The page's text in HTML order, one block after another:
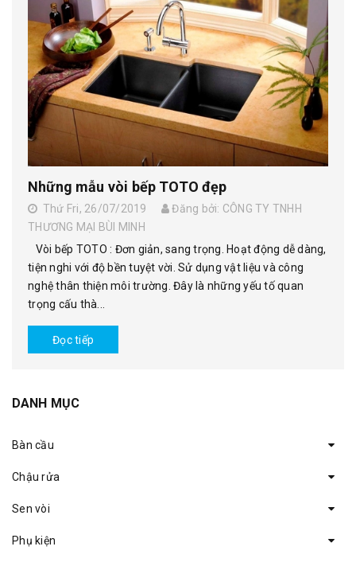
Những mẫu vòi bếp TOTO đẹp
Thứ Fri, 26/07/2019
Đăng bởi: CÔNG TY TNHH
THƯƠNG MẠI BÙI MINH
Vòi bếp TOTO : Đơn giản, sang trọng. Hoạt động dễ dàng,
tiện nghi với độ bền tuyệt vời. Sử dụng vật liệu và công
nghệ thân thiện môi trường. Đây là những yếu tố quan
trọng cấu thà...
Đọc tiếp
DANH MỤC
Bàn cầu
Chậu rửa
Sen vòi
Phụ kiện